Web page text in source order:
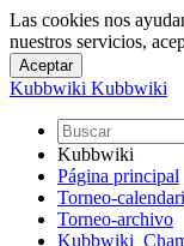
Las cookies nos
nuestros servicios,
Kubbwiki Kubbwiki
Kubbwiki
Página principal
Torneo-
Torneo-archivo